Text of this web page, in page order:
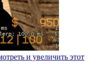
и увеличить этот